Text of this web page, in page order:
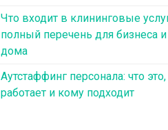
Что входит в клининговые
полный перечень для бизнеса и
дома
Аутстаффинг персонала: что
работает и кому подходит